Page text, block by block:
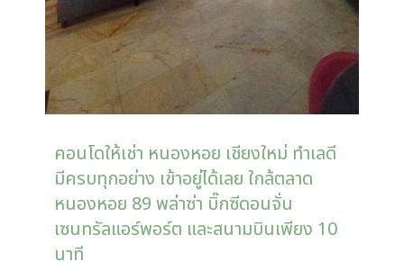
คอนโดให้เช่า หนองหอย เชียงใหม่ ทำเลดี
มีครบทุกอย่าง เข้าอยู่ได้เลย ใกล้ตลาด
หนองหอย 89 พล่าซ่า บิ๊กซีดอนจั่น
เซนทรัลแอร์พอร์ต และสนามบินเพียง 10
นาที